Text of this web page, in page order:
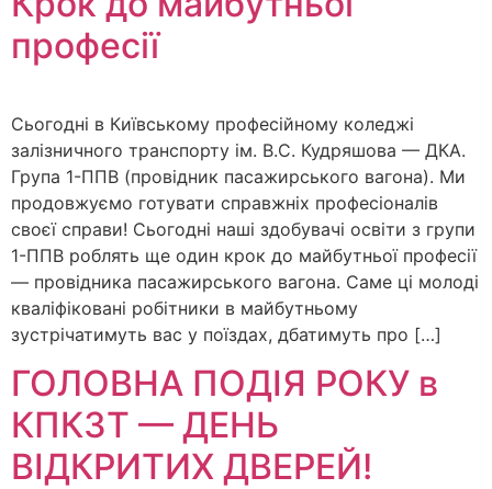
професії
Сьогодні в Київському професійному коледжі
залізничного транспорту ім. В.С. Кудряшова — ДКА.
Група 1-ППВ (провідник пасажирського вагона). Ми
продовжуємо готувати справжніх професіоналів
своєї справи! Сьогодні наші здобувачі освіти з групи
1-ППВ роблять ще один крок до майбутньої професії
— провідника пасажирського вагона. Саме ці молоді
кваліфіковані робітники в майбутньому
зустрічатимуть вас у поїздах, дбатимуть про […]
ГОЛОВНА ПОДІЯ РОКУ в
КПКЗТ — ДЕНЬ
ВІДКРИТИХ ДВЕРЕЙ!